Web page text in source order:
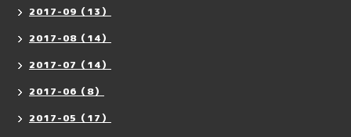
2017-09（13）
2017-08（14）
2017-07（14）
2017-06（8）
2017-05（17）